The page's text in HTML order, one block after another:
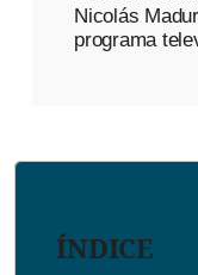
Nicolás
programa
ÍNDICE